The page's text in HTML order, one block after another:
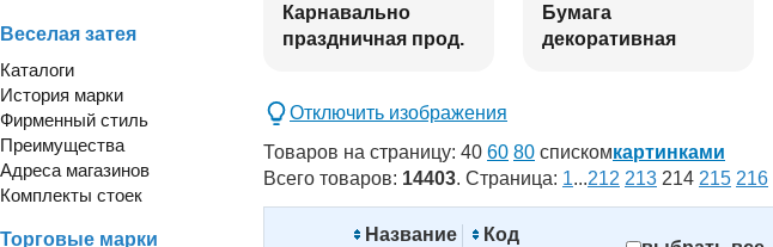
Веселая затея
Каталоги
История марки
Фирменный стиль
Преимущества
Адреса магазинов
Комплекты стоек
Торговые марки
Карнавально
праздничная прод.
Бумага
декоративная
Отключить изображения
Товаров на страницу: 40 60 80 спискомкартинками
Всего товаров: 14403. Страница: 1...212 213 214 215 216
Название
Код